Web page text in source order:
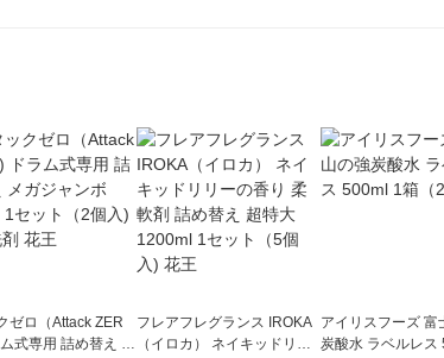
ゼロ（Attack ZER
式専用 詰め替え メ
フレアフレグランス IROKA
（イロカ） ネイキッドリリ
アイリスフーズ 富
炭酸水 ラベルレス